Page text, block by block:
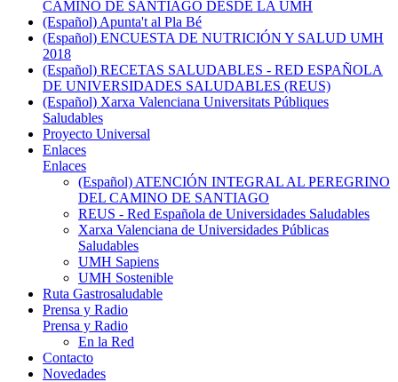
CAMINO DE SANTIAGO DESDE LA UMH
(Español) Apunta't al Pla Bé
(Español) ENCUESTA DE NUTRICIÓN Y SALUD UMH
2018
(Español) RECETAS SALUDABLES - RED ESPAÑOLA
DE UNIVERSIDADES SALUDABLES (REUS)
(Español) Xarxa Valenciana Universitats Públiques
Saludables
Proyecto Universal
Enlaces
Enlaces
(Español) ATENCIÓN INTEGRAL AL PEREGRINO
DEL CAMINO DE SANTIAGO
REUS - Red Española de Universidades Saludables
Xarxa Valenciana de Universidades Públicas
Saludables
UMH Sapiens
UMH Sostenible
Ruta Gastrosaludable
Prensa y Radio
Prensa y Radio
En la Red
Contacto
Novedades